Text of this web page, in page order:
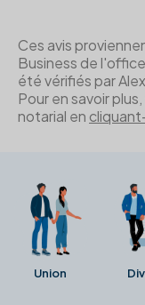
Ces avis
Business de
été vérifiés par
Pour en savoir
notarial en
Union